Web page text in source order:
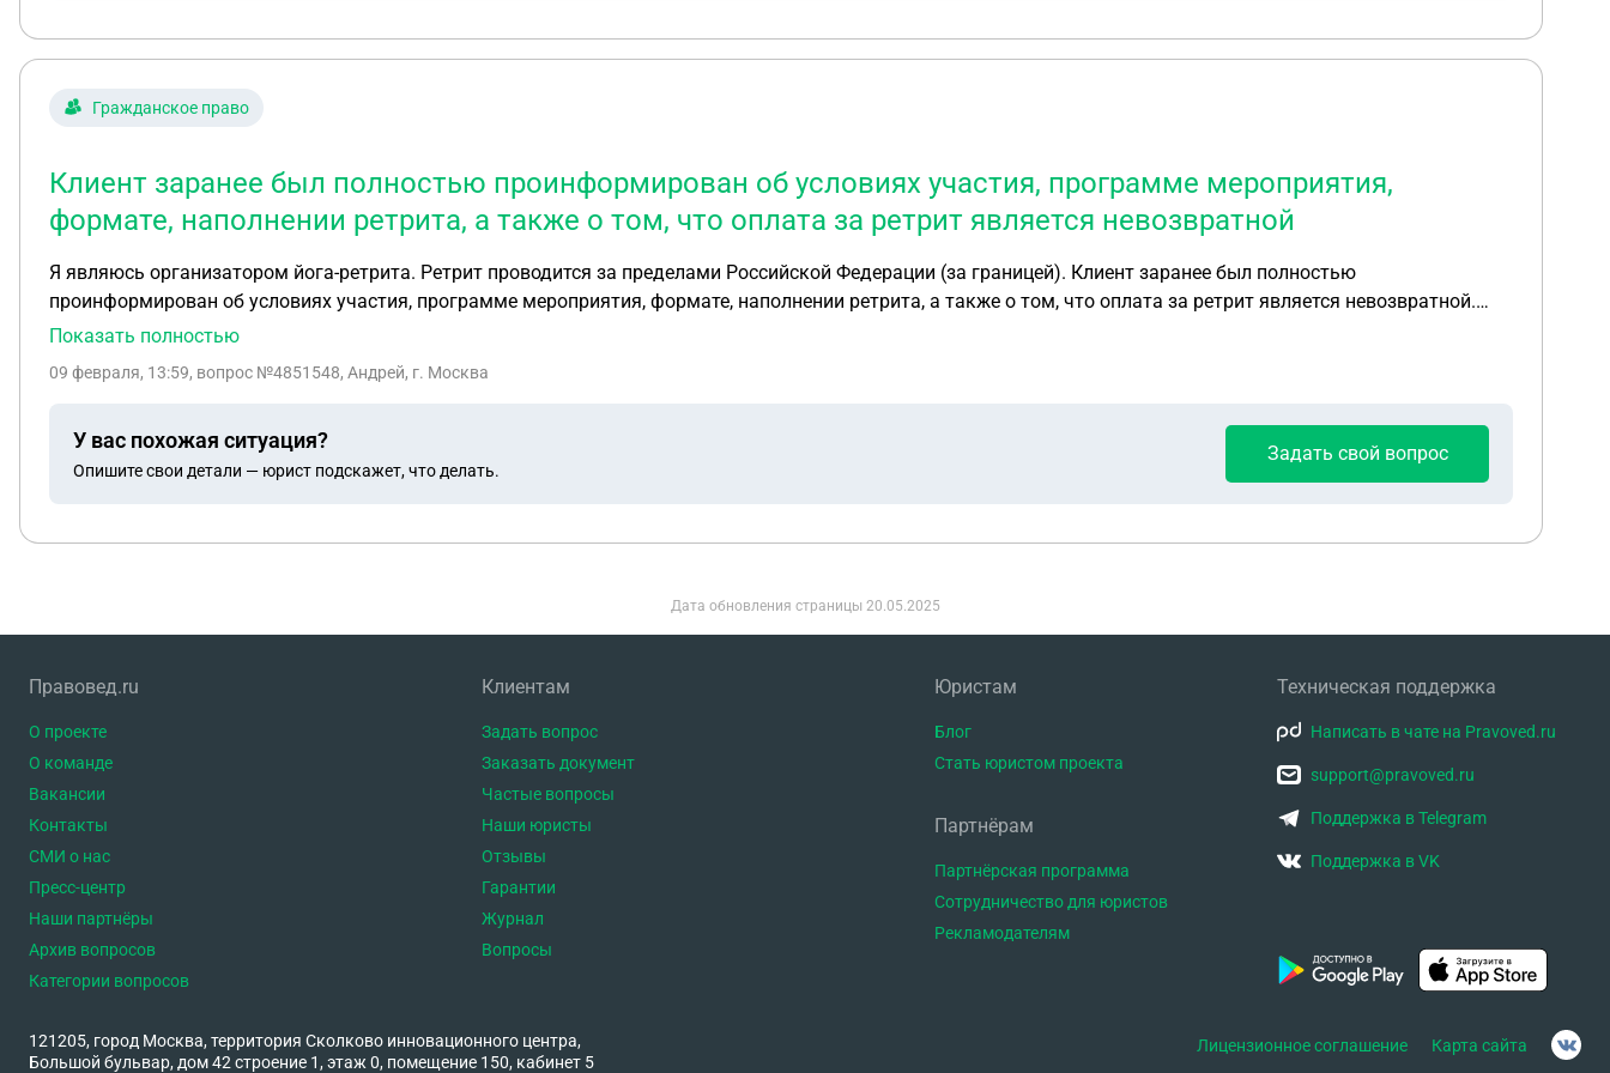
Гражданское право
Клиент заранее был полностью проинформирован об условиях участия, программе мероприятия,
формате, наполнении ретрита, а также о том, что оплата за ретрит является невозвратной
Я являюсь организатором йога-ретрита. Ретрит проводится за пределами Российской Федерации (за границей). Клиент заранее был полностью
проинформирован об условиях участия, программе мероприятия, формате, наполнении ретрита, а также о том, что оплата за ретрит является невозвратной.
Перед оплатой клиент ознакомился с программой и условиями участия После этого клиент произвёл оплату, приехал на ретрит, заселился в отель, проживал
частичный возврат денежных средств за уже оказанную услугу. Все основные расходы (отель, питание, аренда площадки, персонал, организация программы,
Оценку правомерности требований клиента с учётом того, что услуга оказана за границей. 2. Юридически корректную позицию отказа в возврате. 3.
Подготовку официального письменного ответа клиенту. 4. Рекомендации по дальнейшим действиям в случае претензии, жалобы или судебного иска. 5. Оценку
Показать полностью
09 февраля, 13:59, вопрос №4851548, Андрей, г. Москва
У вас похожая ситуация?
Опишите свои детали — юрист подскажет, что делать.
Задать свой вопрос
Дата обновления страницы 20.05.2025
Правовед.ru
О проекте
О команде
Вакансии
Контакты
СМИ о нас
Пресс-центр
Наши партнёры
Архив вопросов
Категории вопросов
Клиентам
Задать вопрос
Заказать документ
Частые вопросы
Наши юристы
Отзывы
Гарантии
Журнал
Вопросы
Юристам
Блог
Стать юристом проекта
Партнёрам
Партнёрская программа
Сотрудничество для юристов
Рекламодателям
Техническая поддержка
Написать в чате на Pravoved.ru
support@pravoved.ru
Поддержка в Telegram
Поддержка в VK
121205, город Москва, территория Сколково инновационного центра,
Большой бульвар, дом 42 строение 1, этаж 0, помещение 150, кабинет 5
Лицензионное соглашение Карта сайта